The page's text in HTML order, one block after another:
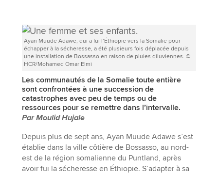
Ayan Muude Adawe, qui a fui l’Éthiopie vers la Somalie pour
échapper à la sécheresse, a été plusieurs fois déplacée depuis
une installation de Bossasso en raison de pluies diluviennes. ©
HCR/Mohamed Omar Elmi
Les communautés de la Somalie toute entière
sont confrontées à une succession de
catastrophes avec peu de temps ou de
ressources pour se remettre dans l’intervalle.
Par Moulid Hujale
Depuis plus de sept ans, Ayan Muude Adawe s’est
établie dans la ville côtière de Bossasso, au nord-
est de la région somalienne du Puntland, après
avoir fui la sécheresse en Éthiopie. S’adapter à sa